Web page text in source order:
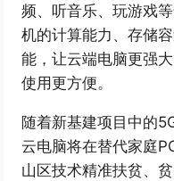
频、听音乐、玩游戏
机的计算能力、存储
能，让云端电脑更强
使用更方便。
随着新基建项目中的
云电脑将在替代家庭
山区技术精准扶贫、